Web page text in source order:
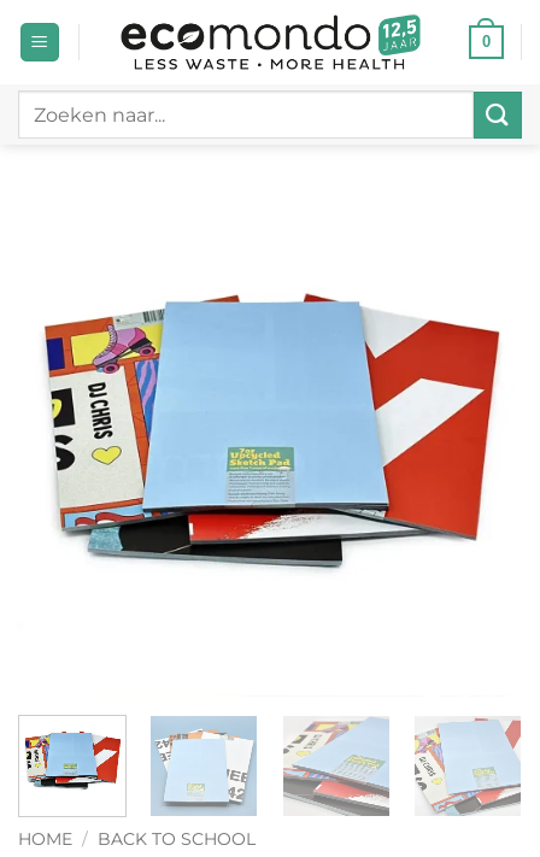
naar
0
Zoeken
HOME / BACK TO SCHOOL